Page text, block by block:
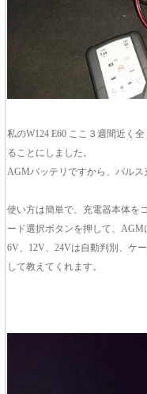
私のW124 E60 ここ３週間近く
ることにしました。
AGMバッテリですから、パルス
使い方は簡単で、充電器本体を
ード選択ボタンを押して、AGM
6V、12V、24Vは自動判別、ケ
して教えてくれます。